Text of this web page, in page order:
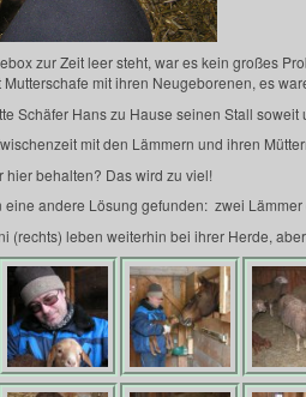
zur Zeit leer steht, war es kein großes
mit ihren Neugeborenen, es
Schäfer Hans zu Hause seinen Stall
mit den Lämmern und ihren
hier behalten? Das wird zu viel!
eine andere Lösung gefunden: zwei
(rechts) leben weiterhin bei ihrer Herde,